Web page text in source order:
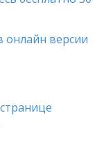
онлайн версии